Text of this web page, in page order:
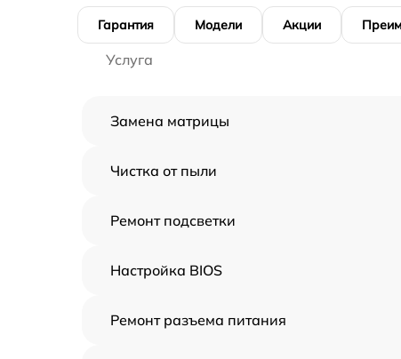
Гарантия Модели Акции
Услуга
Замена матрицы
Чистка от пыли
Ремонт подсветки
Настройка BIOS
Ремонт разъема питания